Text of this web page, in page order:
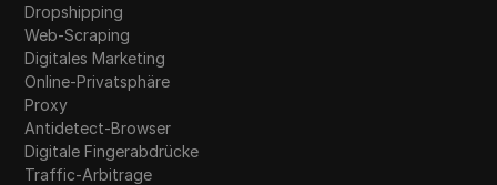
Dropshipping
Web-Scraping
Digitales Marketing
Online-Privatsphäre
Proxy
Antidetect-Browser
Digitale Fingerabdrücke
Traffic-Arbitrage